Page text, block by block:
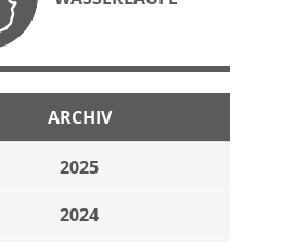
ARCHIV
2025
2024